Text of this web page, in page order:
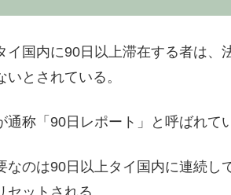
イ国内に90日以上滞在する者は
いとされている。
通称「90日レポート」と呼ばれて
なのは90日以上タイ国内に連続